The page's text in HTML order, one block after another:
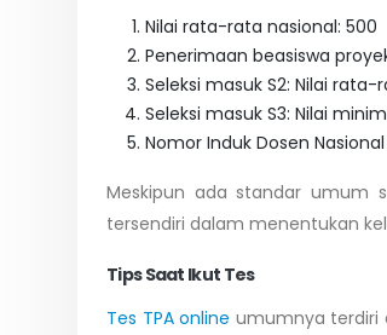
Nilai rata-rata nasional: 500
Penerimaan beasiswa
Seleksi masuk S2: Nilai
Seleksi masuk S3: Nilai
Nomor Induk Dosen
Meskipun ada standar umum
tersendiri dalam menentukan
Tips Saat Ikut Tes
Tes TPA online umumnya terdiri